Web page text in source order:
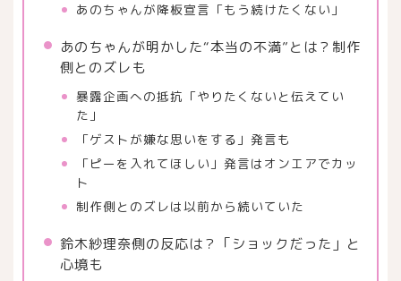
あのちゃんが降板宣言「もう続けたくない」
あのちゃんが明かした“本当の不満”とは？制作
側とのズレも
暴露企画への抵抗「やりたくないと伝えてい
た」
「ゲストが嫌な思いをする」発言も
「ピーを入れてほしい」発言はオンエアでカッ
ト
制作側とのズレは以前から続いていた
鈴木紗理奈側の反応は？「ショックだった」と
心境も